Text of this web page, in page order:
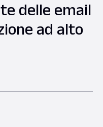
delle email
ad alto